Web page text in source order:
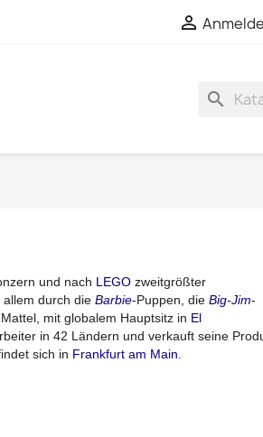

search
und nach LEGO zweitgrößter
allem durch die Barbie-Puppen, die Big-Jim-
. Mattel, mit globalem Hauptsitz in El
in 42 Ländern und verkauft seine
sich in Frankfurt am Main